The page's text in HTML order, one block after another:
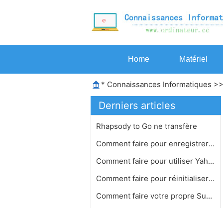
Home Matériel
* Connaissances Informatiques
Derniers articles
Rhapsody to Go ne transfère
Comment faire pour enregistrer en di…
Comment faire pour utiliser Yahoo!
Comment faire pour réinitialiser le…
Comment faire votre propre Sublimina…